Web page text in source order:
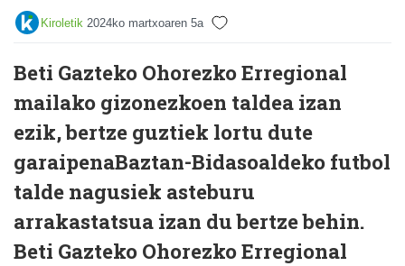
Kiroletik 2024ko martxoaren 5a
Beti Gazteko Ohorezko Erregional
mailako gizonezkoen taldea izan
ezik, bertze guztiek lortu dute
garaipenaBaztan-Bidasoaldeko futbol
talde nagusiek asteburu
arrakastatsua izan du bertze behin.
Beti Gazteko Ohorezko Erregional